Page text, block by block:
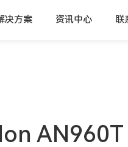
决方案 资讯中心 联
AN960T